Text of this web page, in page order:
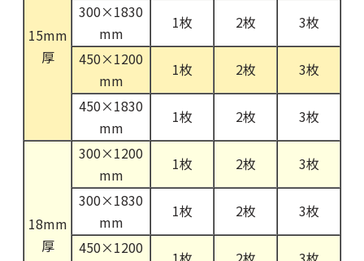
15mm
厚
300×1830
mm
1枚 2枚
3枚
450×1200
mm
1枚 2枚
3枚
450×1830
mm
1枚 2枚 3枚
18mm
厚
300×1200
mm
1枚 2枚
3枚
300×1830
mm
1枚 2枚
3枚
450×1200